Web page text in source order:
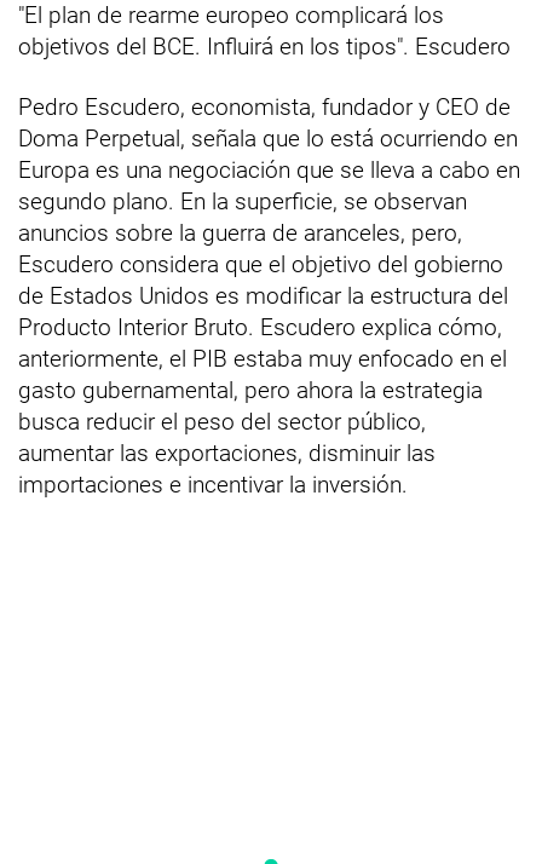
"El plan de rearme europeo complicará los
objetivos del BCE. Influirá en los tipos". Escudero
Pedro Escudero, economista, fundador y CEO de
Doma Perpetual, señala que lo está ocurriendo en
Europa es una negociación que se lleva a cabo en
segundo plano. En la superficie, se observan
anuncios sobre la guerra de aranceles, pero,
Escudero considera que el objetivo del gobierno
de Estados Unidos es modificar la estructura del
Producto Interior Bruto. Escudero explica cómo,
anteriormente, el PIB estaba muy enfocado en el
gasto gubernamental, pero ahora la estrategia
busca reducir el peso del sector público,
aumentar las exportaciones, disminuir las
importaciones e incentivar la inversión.